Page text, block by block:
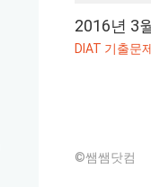
2016년 3
©쌤쌤닷컴